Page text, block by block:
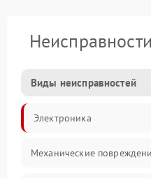
Виды неисправностей
Электроника
Механические